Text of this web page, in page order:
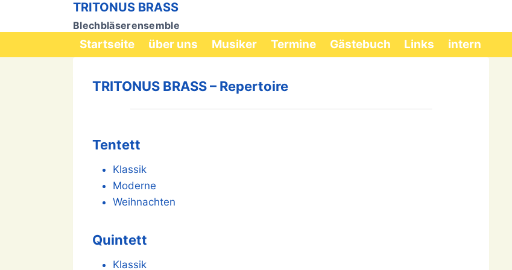
TRITONUS BRASS
Blechbläserensemble
Startseite über uns Musiker Termine Gästebuch Links intern
TRITONUS BRASS – Repertoire
Tentett
Klassik
Moderne
Weihnachten
Quintett
Klassik